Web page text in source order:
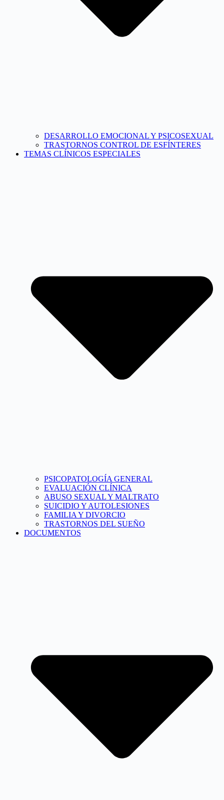
DESARROLLO EMOCIONAL Y PSICOSEXUAL
TRASTORNOS CONTROL DE ESFÍNTERES
TEMAS CLÍNICOS ESPECIALES
PSICOPATOLOGÍA GENERAL
EVALUACIÓN CLÍNICA
ABUSO SEXUAL Y MALTRATO
SUICIDIO Y AUTOLESIONES
FAMILIA Y DIVORCIO
TRASTORNOS DEL SUEÑO
DOCUMENTOS